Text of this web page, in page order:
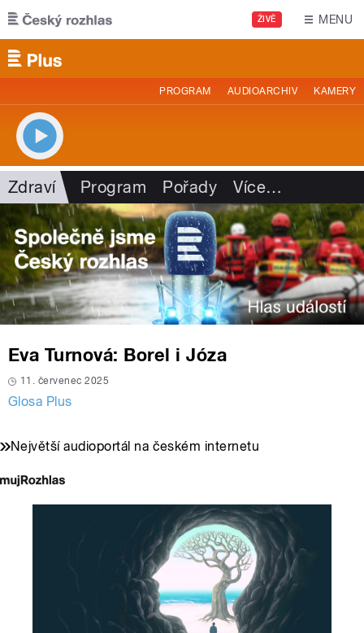
Přejít k hlavnímu obsahu
ŽIVĚ MENU
PROGRAM AUDIOARCHIV KAMERY
Zdraví Program Pořady Více…
Eva Turnová: Borel i Józa
11. červenec 2025
Glosa Plus
Největší audioportál na českém internetu